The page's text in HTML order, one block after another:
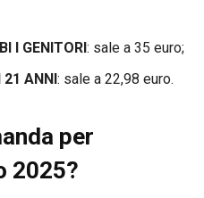
I GENITORI : sale a 35 euro;
ANNI : sale a 22,98 euro.
per
2025?